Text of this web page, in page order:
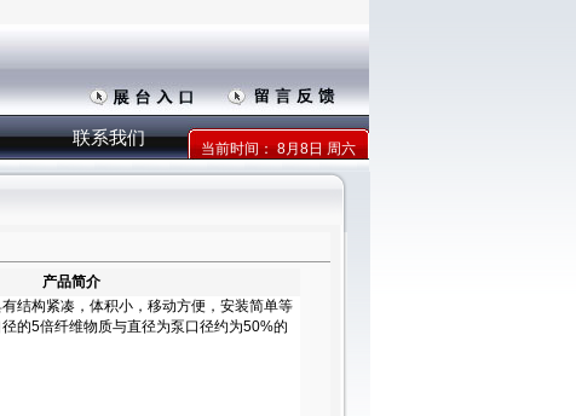
联系我们
当前时间：8月8日 周六
产品简介